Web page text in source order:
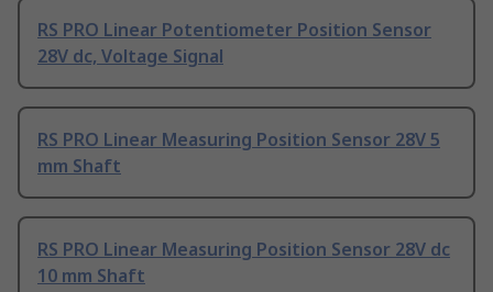
RS PRO Linear Potentiometer Position Sensor
28V dc, Voltage Signal
RS PRO Linear Measuring Position Sensor 28V 5
mm Shaft
RS PRO Linear Measuring Position Sensor 28V dc
10 mm Shaft